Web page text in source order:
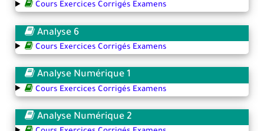
Cours Exercices Corrigés Examens
Analyse 6
Cours Exercices Corrigés Examens
Analyse Numérique 1
Cours Exercices Corrigés Examens
Analyse Numérique 2